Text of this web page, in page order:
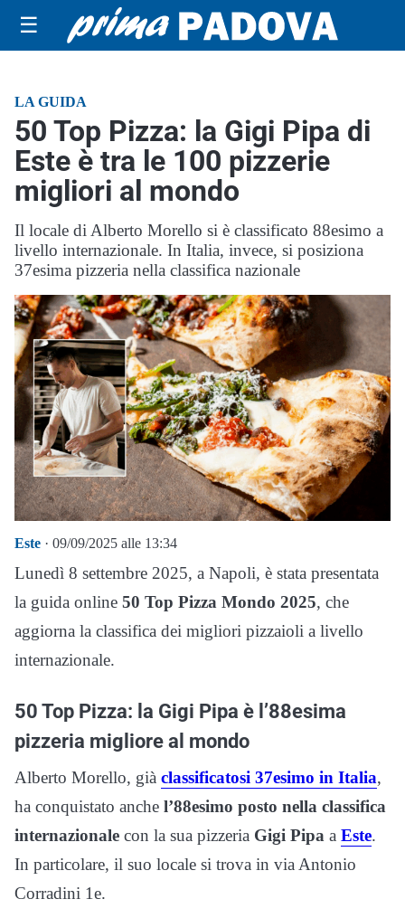
☰
LA GUIDA
50 Top Pizza: la Gigi Pipa di
Este è tra le 100 pizzerie
migliori al mondo
Il locale di Alberto Morello si è classificato 88esimo a
livello internazionale. In Italia, invece, si posiziona
37esima pizzeria nella classifica nazionale
Este · 09/09/2025 alle 13:34
Lunedì 8 settembre 2025, a Napoli, è stata presentata
la guida online 50 Top Pizza Mondo 2025, che
aggiorna la classifica dei migliori pizzaioli a livello
internazionale.
50 Top Pizza: la Gigi Pipa è l’88esima
pizzeria migliore al mondo
Alberto Morello, già classificatosi 37esimo in Italia,
ha conquistato anche l’88esimo posto nella classifica
internazionale con la sua pizzeria Gigi Pipa a Este.
In particolare, il suo locale si trova in via Antonio
Corradini 1e.